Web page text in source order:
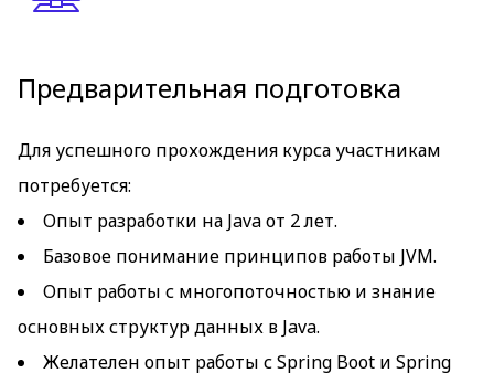
Предварительная подготовка
Для успешного прохождения курса участникам
потребуется:
Опыт разработки на Java от 2 лет.
Базовое понимание принципов работы JVM.
Опыт работы с многопоточностью и знание
основных структур данных в Java.
Желателен опыт работы с Spring Boot и Spring